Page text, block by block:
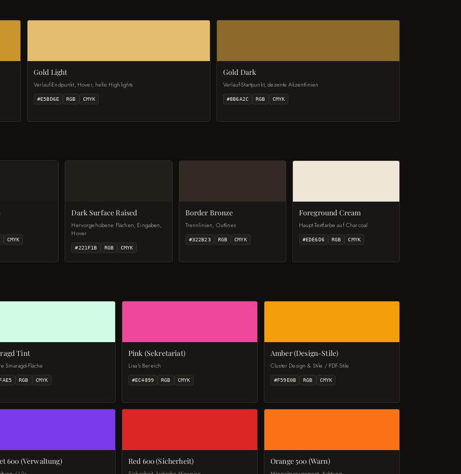
Gold Light
Verlauf-Endpunkt, Hover, helle Highlights
#E5BD6E RGB CMYK
Gold Dark
Verlauf-Startpunkt, dezente Akzentlinien
#8B6A2C RGB CMYK
CMYK
Dark Surface Raised
Hervorgehobene Flächen, Eingaben,
Hover
#221F1B RGB CMYK
Border Bronze
Trennlinien, Outlines
#322B23 RGB CMYK
Foreground Cream
Haupt-Textfarbe auf Charcoal
#EDE6D6 RGB CMYK
Tint
Smaragd-Fläche
RGB CMYK
Pink (Sekretariat)
Lisa's Bereich
#EC4899 RGB CMYK
Amber (Design-Stile)
Cluster Design & Stile / PDF-Stile
#F59E0B RGB CMYK
600 (Verwaltung) Red 600 (Sicherheit) Orange 500 (Warn)